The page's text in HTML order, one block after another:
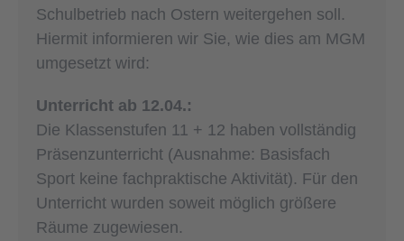
Schulbetrieb nach Ostern weitergehen soll.
Hiermit informieren wir Sie, wie dies am MGM
umgesetzt wird:
Unterricht ab 12.04.:
Die Klassenstufen 11 + 12 haben vollständig
Präsenzunterricht (Ausnahme: Basisfach
Sport keine fachpraktische Aktivität). Für den
Unterricht wurden soweit möglich größere
Räume zugewiesen.